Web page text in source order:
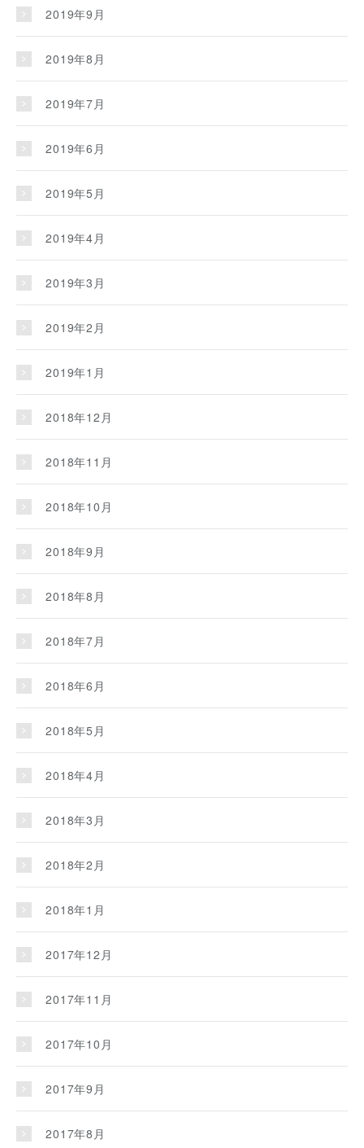
2019年9月
2019年8月
2019年7月
2019年6月
2019年5月
2019年4月
2019年3月
2019年2月
2019年1月
2018年12月
2018年11月
2018年10月
2018年9月
2018年8月
2018年7月
2018年6月
2018年5月
2018年4月
2018年3月
2018年2月
2018年1月
2017年12月
2017年11月
2017年10月
2017年9月
2017年8月